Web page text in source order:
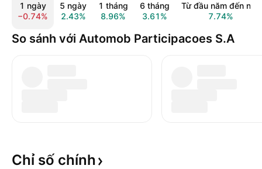
1 ngày
−0.74%
5 ngày
2.43%
1 tháng
8.96%
6 tháng
3.61%
Từ đầu năm đến nay
7.74%
So sánh với Automob Participacoes S.A
Chỉ số chính